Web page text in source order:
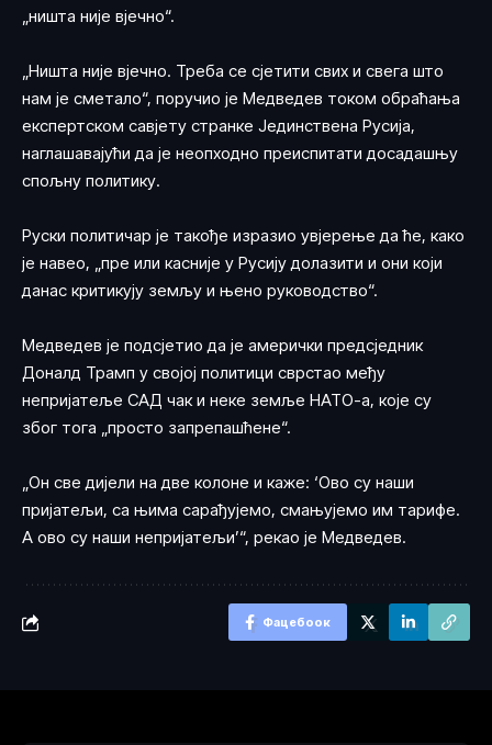
„ништа није вјечно“.
„Ништа није вјечно. Треба се сјетити свих и свега што
нам је сметало“, поручио је Медведев током обраћања
експертском савјету странке Јединствена Русија,
наглашавајући да је неопходно преиспитати досадашњу
спољну политику.
Руски политичар је такође изразио увјерење да ће, како
је навео, „пре или касније у Русију долазити и они који
данас критикују земљу и њено руководство“.
Медведев је подсјетио да је амерички предсједник
Доналд Трамп у својој политици сврстао међу
непријатеље САД чак и неке земље НАТО-а, које су
због тога „просто запрепашћене“.
„Он све дијели на две колоне и каже: ‘Ово су наши
пријатељи, са њима сарађујемо, смањујемо им тарифе.
А ово су наши непријатељи’“, рекао је Медведев.
Фацебоок